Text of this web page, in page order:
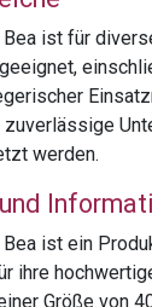
ist für
werden.
ist ein
ihre
Größe von